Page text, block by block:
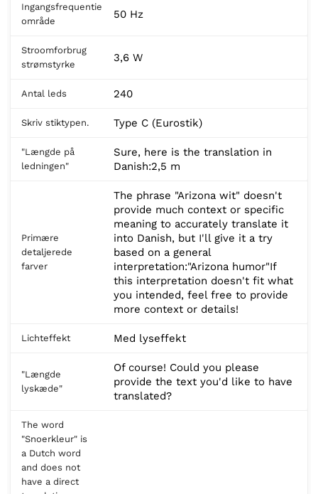
Ingangsfrequentie
område
50 Hz
Stroomforbrug
strømstyrke
3,6 W
Antal leds 240
Skriv stiktypen. Type C (Eurostik)
"Længde på
ledningen"
Sure, here is the translation in
Danish:2,5 m
Primære
detaljerede
farver
The phrase "Arizona wit" doesn't
provide much context or specific
meaning to accurately translate it
into Danish, but I'll give it a try
based on a general
interpretation:"Arizona humor"If
this interpretation doesn't fit what
you intended, feel free to provide
more context or details!
Lichteffekt Med lyseffekt
"Længde
lyskæde"
Of course! Could you please
provide the text you'd like to have
translated?
The word
"Snoerkleur" is
a Dutch word
and does not
have a direct